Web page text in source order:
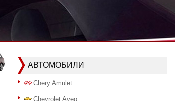
АВТОМОБИЛИ
Chery Amulet
Chevrolet Aveo